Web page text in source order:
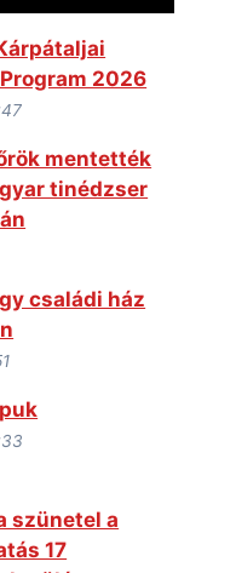
2026
mentették
tinédzser
családi ház
szünetel a
17